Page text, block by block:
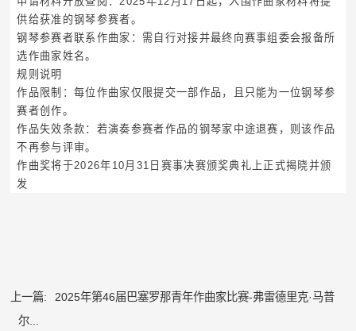
供给获准的钢琴参赛者。
钢琴参赛者联系作曲家：需自行对接并最终向赛事组委会报备所
选作曲家姓名。
规则说明
作品限制：每位作曲家仅限提交一部作品，且只能为一位钢琴参
赛者创作。
作品失效条款：若演奏参赛者作品的钢琴家中途退赛，则该作品
不再参与评审。
作曲奖将于2026年10月31日赛事决赛颁奖典礼上正式揭晓并颁
发
上一篇:
2025年第46届巴塞罗那青年作曲家比赛-弗雷德里克·马普
尔...